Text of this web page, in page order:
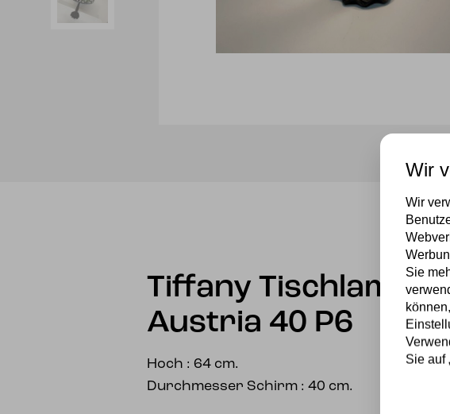
Tiffany Tischlampe
Austria 40 P6
Hoch : 64 cm.
Durchmesser Schirm : 40 cm.
Wir
Wir
Sie
Sie auf